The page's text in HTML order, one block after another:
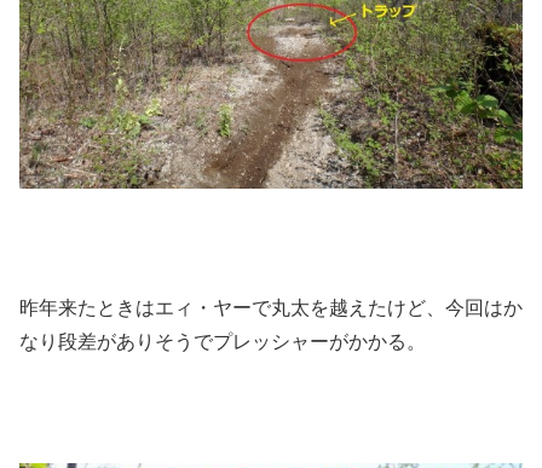
昨年来たときはエィ・ヤーで丸太を越えたけど、今回はか
なり段差がありそうでプレッシャーがかかる。